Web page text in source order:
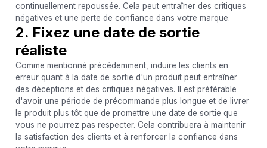
continuellement repoussée. Cela peut entraîner des critiques
négatives et une perte de confiance dans votre marque.
2. Fixez une date de sortie
réaliste
Comme mentionné précédemment, induire les clients en
erreur quant à la date de sortie d'un produit peut entraîner
des déceptions et des critiques négatives. Il est préférable
d'avoir une période de précommande plus longue et de livrer
le produit plus tôt que de promettre une date de sortie que
vous ne pourrez pas respecter. Cela contribuera à maintenir
la satisfaction des clients et à renforcer la confiance dans